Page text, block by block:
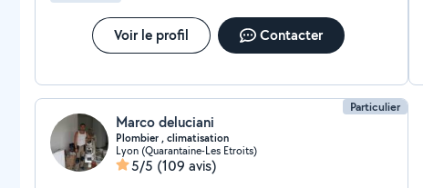
Voir le profil Contacter
Particulier
Marco deluciani
Plombier , climatisation
Lyon (Quarantaine-Les Etroits)
5/5 (109 avis)